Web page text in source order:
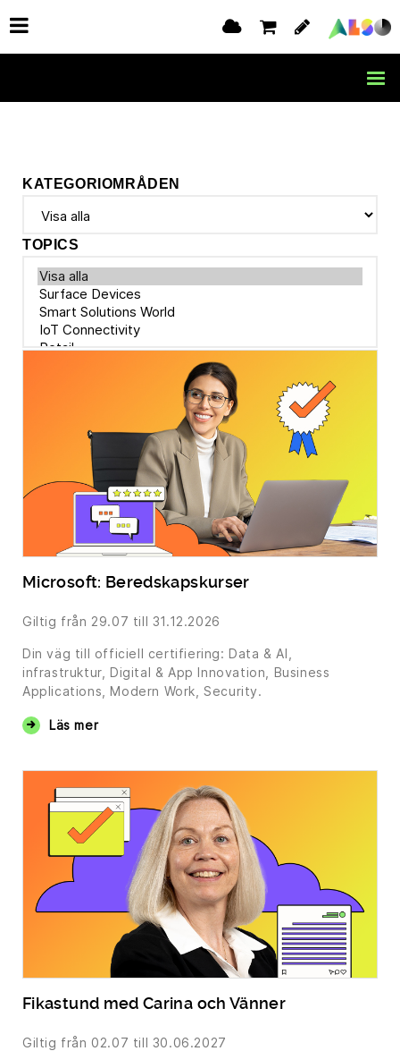
KATEGORIOMRÅDEN
TOPICS
Microsoft: Beredskapskurser
Giltig från 29.07 till 31.12.2026
Din väg till officiell certifiering: Data & AI,
infrastruktur, Digital & App Innovation, Business
Applications, Modern Work, Security.
Läs mer
Fikastund med Carina och Vänner
Giltig från 02.07 till 30.06.2027